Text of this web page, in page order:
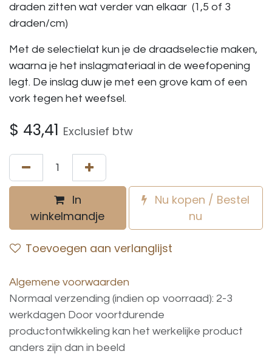
draden zitten wat verder van elkaar (1,5 of 3
draden/cm)
Met de selectielat kun je de draadselectie maken,
waarna je het inslagmateriaal in de weefopening
legt. De inslag duw je met een grove kam of een
vork tegen het weefsel.
$ 43,41 Exclusief btw
In
winkelmandje
Nu kopen / Bestel
nu
Toevoegen aan verlanglijst
Algemene voorwaarden
Normaal verzending (indien op voorraad): 2-3
werkdagen Door voortdurende
productontwikkeling kan het werkelijke product
anders zijn dan in beeld